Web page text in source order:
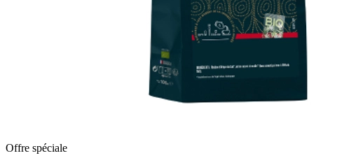
Offre spéciale